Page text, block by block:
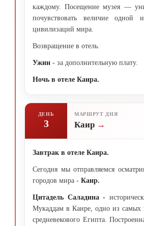
каждому. Посещение музея —
почувствовать величие одной
цивилизаций мира.
Возвращение в отель.
Ужин - за дополнительную плату.
Ночь в отеле Каира.
ДЕНЬ
3
МАРШРУТ ДНЯ
Каир
Завтрак в отеле Каира.
Сегодня мы отправляемся
городов мира - Каир.
Цитадель Саладина -
Мукаддам в Каире, одно из самых
средневекового Египта.